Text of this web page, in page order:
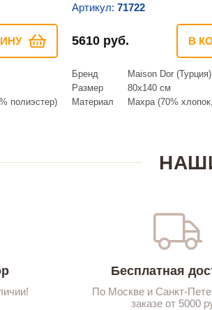
полиэстер)
Артикул: 71722
5610 руб. В
Бренд
Maison Dor (Турция)
Размер
80х140 см
Материал
Махра (70%
Бесплатная
По Москве и Санкт-
заказе от 5000